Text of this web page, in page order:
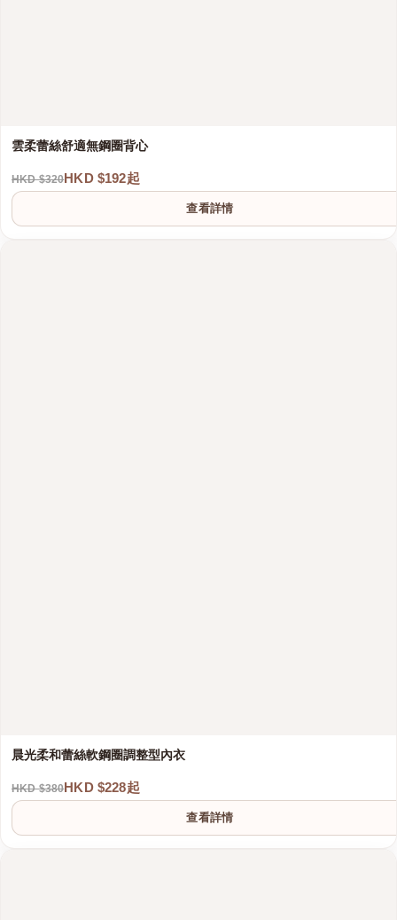
雲柔蕾絲舒適無鋼圈背心
HKD $320HKD $192起
查看詳情
晨光柔和蕾絲軟鋼圈調整型內衣
HKD $380HKD $228起
查看詳情
港澳中文